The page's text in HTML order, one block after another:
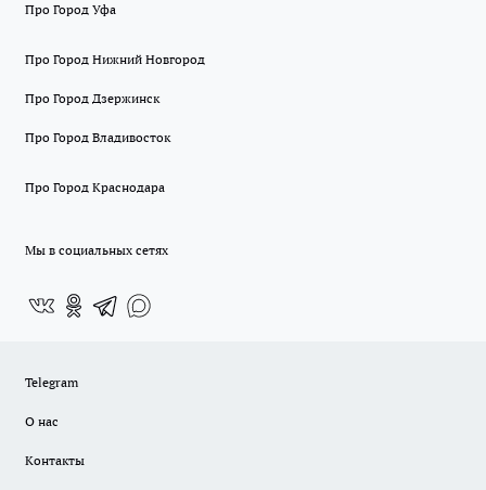
Про Город Уфа
Про Город Нижний Новгород
Про Город Дзержинск
Про Город Владивосток
Про Город Краснодара
Мы в социальных сетях
Telegram
О нас
Контакты